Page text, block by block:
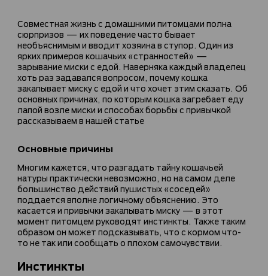
Совместная жизнь с домашними питомцами полна
сюрпризов — их поведение часто бывает
необъяснимым и вводит хозяина в ступор. Один из
ярких примеров кошачьих «странностей» —
зарывание миски с едой. Наверняка каждый владелец
хоть раз задавался вопросом, почему кошка
закапывает миску с едой и что хочет этим сказать. Об
основных причинах, по которым кошка загребает еду
лапой возле миски и способах борьбы с привычкой
рассказываем в нашей статье
Основные причины
Многим кажется, что разгадать тайну кошачьей
натуры практически невозможно, но на самом деле
большинство действий пушистых «соседей»
поддается вполне логичному объяснению. Это
касается и привычки закапывать миску — в этот
момент питомцем руководят инстинкты. Также таким
образом он может подсказывать, что с кормом что-
то не так или сообщать о плохом самочувствии.
Инстинкты